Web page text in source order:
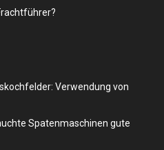
Verwendung von
Spatenmaschinen gute